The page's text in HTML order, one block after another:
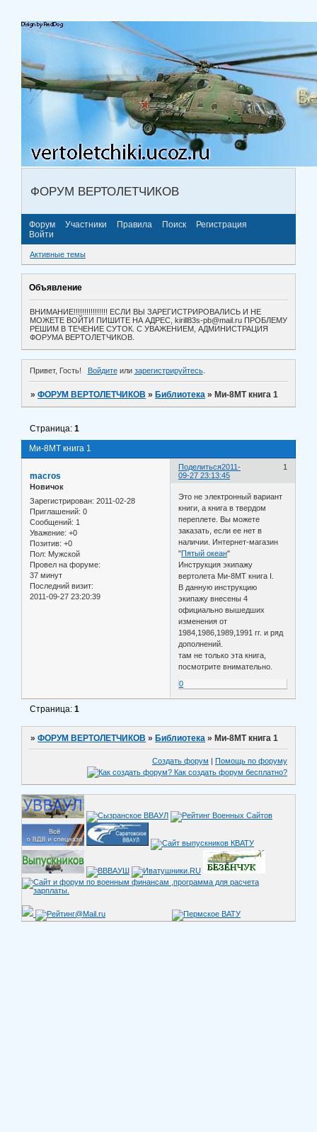
ФОРУМ ВЕРТОЛЕТЧИКОВ
Форум Участники Правила Поиск
Регистрация
Войти
Активные темы
Объявление
ВНИМАНИЕ!!!!!!!!!!!!!!!! ЕСЛИ ВЫ ЗАРЕГИСТРИРОВАЛИСЬ И НЕ
МОЖЕТЕ ВОЙТИ ПИШИТЕ НА АДРЕС, kirill83s-pb@mail.ru ПРОБЛЕМУ
РЕШИМ В ТЕЧЕНИЕ СУТОК. С УВАЖЕНИЕМ, АДМИНИСТРАЦИЯ
ФОРУМА ВЕРТОЛЕТЧИКОВ.
Привет, Гость! Войдитеили зарегистрируйтесь.
»ФОРУМ ВЕРТОЛЕТЧИКОВ » Библиотека » Ми-8МТ книга 1
Ми-8МТ книга 1
Страница:1
Поделиться 1
2011-
09-27 23:13:45
macros
Новичок
Зарегистрирован: 2011-02-28
Приглашений: 0
Сообщений: 1
Уважение: +0
Позитив: +0
Пол: Мужской
Провел на форуме:
37 минут
Последний визит:
2011-09-27 23:20:39
Это не электронный вариант
книги, а книга в твердом
переплете. Вы можете
заказать, если ее нет в
наличии. Интернет-магазин
"Пятый океан"
Инструкция экипажу
вертолета Ми-8МТ книга I.
В данную инструкцию
экипажу внесены 4
официально вышедших
изменения от
1984,1986,1989,1991 гг. и ряд
дополнений.
там не только эта книга,
посмотрите внимательно.
0
Страница:1
»ФОРУМ ВЕРТОЛЕТЧИКОВ » Библиотека » Ми-8МТ книга 1
Создать форум | Помощь по форуму